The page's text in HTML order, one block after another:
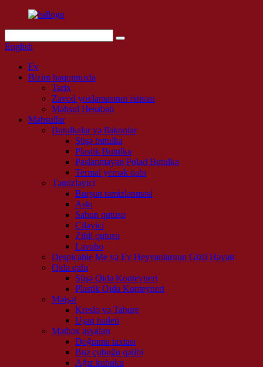
English
Ev
Bizim haqqımızda
Tarix
Zavod yoxlamasının ixtisası
Məhsul Hesabatı
Məhsullar
Butulkalar və flakonlar
Şüşə butulka
Plastik Butulka
Paslanmayan Polad Butulka
Termal yemək qabı
Təmizləyici
Burşun təmizlənməsi
Askı
Sabun qutusu
Çiləyici
Zibil qutusu
Lavabo
Despicable Me və Ev Heyvanlarının Gizli Həyatı
Qida qabı
Şüşə Qida Konteyneri
Plastik Qida Konteyneri
Məişət
Kreslo və Tabure
Uşaq tualeti
Mətbəx əşyaları
Doğrama taxtası
Buz çubuğu qəlibi
Ağız kuboku